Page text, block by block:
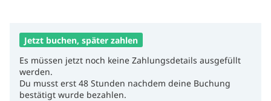
Jetzt buchen, später zahlen
Es müssen jetzt noch keine Zahlungsdetails ausgefüllt
werden.
Du musst erst 48 Stunden nachdem deine Buchung
bestätigt wurde bezahlen.